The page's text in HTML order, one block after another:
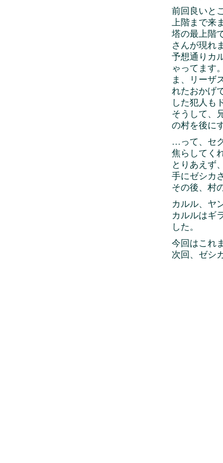
前回良いと
上階まで来
塔の最上階
さんが現れ
予想通りカ
ゃってます
ま、リーザ
れたおかげ
した犯人も
そうして、
の村を後に
…って、セ
焦らしてく
とりあえず
手にゼシカ
その後、村
カルル、ヤ
カルルはギ
した。
今回はこれ
次回、ゼシ